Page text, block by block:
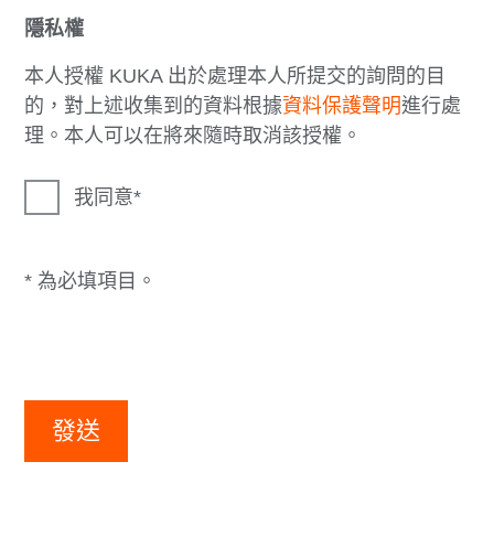
隱私權
本人授權 KUKA 出於處理本人所提交的詢問的目
的，對上述收集到的資料根據資料保護聲明進行處
理。本人可以在將來隨時取消該授權。
我同意
* 為必填項目。
發送